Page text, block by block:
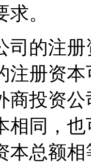
。
司的注
注册资
商投资
相同，
本总额